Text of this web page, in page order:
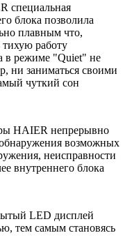
специальная
блока позволила
плавным что,
тихую работу
в режиме "Quiet" не
ни заниматься своими
чуткий сон
HAIER непрерывно
возможных
неисправности
внутреннего блока
LED дисплей
тем самым становясь